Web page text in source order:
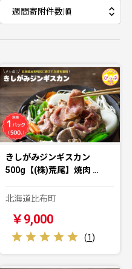
きしがみジンギスカン
500g【(株)荒尾】焼肉 …
北海道比布町
￥9,000
(1)